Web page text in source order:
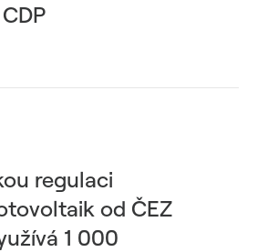
regulaci
od ČEZ
1 000